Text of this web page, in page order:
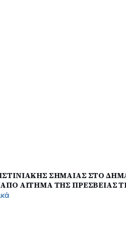
ΣΗΜΑΙΑΣ ΣΤΟ
ΑΙΤΗΜΑ ΤΗΣ ΠΡΕΣΒΕΙΑΣ